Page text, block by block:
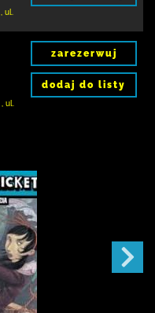
ul.
ul.
zarezerwuj
dodaj do listy